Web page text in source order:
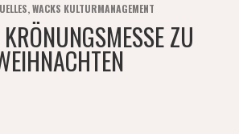
,WACKS KULTURMANAGEMENT
ZU